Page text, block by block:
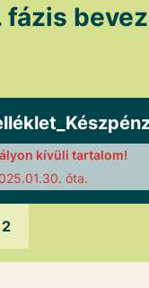
fázis
kívüli tartalom!
óta.
2